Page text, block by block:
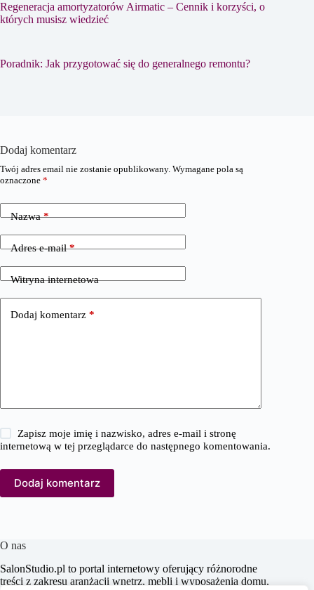
Regeneracja amortyzatorów Airmatic – Cennik i korzyści, o
których musisz wiedzieć
Poradnik: Jak przygotować się do generalnego remontu?
Dodaj komentarz
Twój adres email nie zostanie opublikowany. Wymagane pola są
oznaczone *
Nazwa*
Adres e-mail*
Witryna internetowa
Dodaj komentarz *
Zapisz moje imię i nazwisko, adres e-mail i stronę
internetową w tej przeglądarce do następnego komentowania.
Dodaj komentarz
O nas
SalonStudio.pl to portal internetowy oferujący różnorodne
treści z zakresu aranżacji wnętrz, mebli i wyposażenia domu,